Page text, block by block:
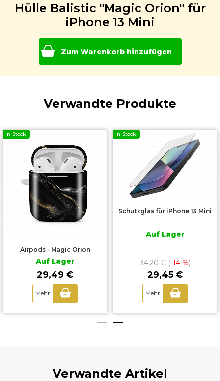
Hülle Balistic "Magic Orion" für
iPhone 13 Mini
Zum Warenkorb hinzufügen
Verwandte Produkte
In Stock!
Airpods - Magic Orion
Auf Lager
29,49 €
Mehr +
In Stock!
Schutzglas für iPhone 13 Mini
Auf Lager
34,20 €(-14 %)
29,45 €
Mehr +
Verwandte Artikel